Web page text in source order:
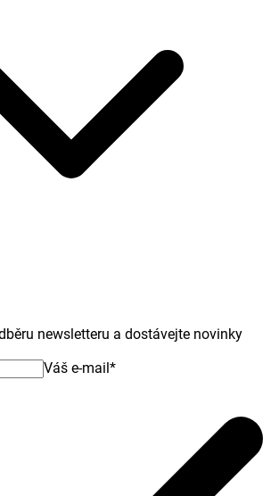
newsletteru a dostávejte novinky
Váš e-mail*